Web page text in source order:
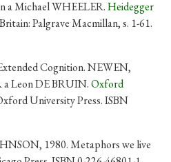
a Michael WHEELER.Heidegger
Palgrave Macmillan, s. 1-61.
Cognition. NEWEN,
Leon DE BRUIN.Oxford
University Press. ISBN
1980. Metaphors we live